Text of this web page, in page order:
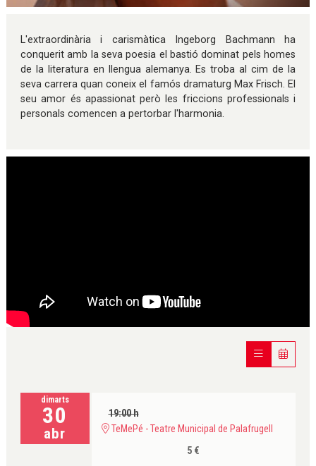
L'extraordinària i carismàtica Ingeborg Bachmann ha
conquerit amb la seva poesia el bastió dominat pels homes
de la literatura en llengua alemanya. Es troba al cim de la
seva carrera quan coneix el famós dramaturg Max Frisch. El
seu amor és apassionat però les friccions professionals i
personals comencen a pertorbar l'harmonia.
dimarts
30
abr
19:00 h
TeMePé - Teatre Municipal de Palafrugell
5 €